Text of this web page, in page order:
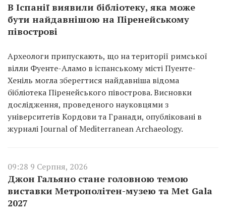
В Іспанії виявили бібліотеку, яка може
бути найдавнішою на Піренейському
півострові
Археологи припускають, що на території римської
вілли Фуенте-Аламо в іспанському місті Пуенте-
Хеніль могла зберегтися найдавніша відома
бібліотека Піренейського півострова. Висновки
дослідження, проведеного науковцями з
університетів Кордови та Гранади, опубліковані в
журналі Journal of Mediterranean Archaeology.
09:28 9 Серпня, 2026
Джон Гальяно стане головною темою
виставки Метрополітен-музею та Met Gala
2027